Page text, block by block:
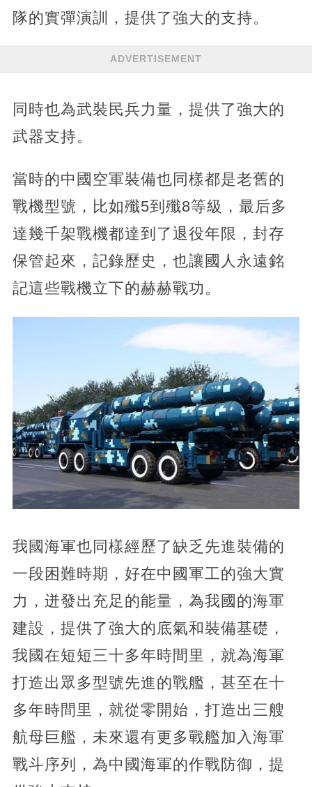
隊的實彈演訓，提供了強大的支持。
ADVERTISEMENT
同時也為武裝民兵力量，提供了強大的
武器支持。
當時的中國空軍裝備也同樣都是老舊的
戰機型號，比如殲5到殲8等級，最后多
達幾千架戰機都達到了退役年限，封存
保管起來，記錄歷史，也讓國人永遠銘
記這些戰機立下的赫赫戰功。
我國海軍也同樣經歷了缺乏先進裝備的
一段困難時期，好在中國軍工的強大實
力，迸發出充足的能量，為我國的海軍
建設，提供了強大的底氣和裝備基礎，
我國在短短三十多年時間里，就為海軍
打造出眾多型號先進的戰艦，甚至在十
多年時間里，就從零開始，打造出三艘
航母巨艦，未來還有更多戰艦加入海軍
戰斗序列，為中國海軍的作戰防御，提